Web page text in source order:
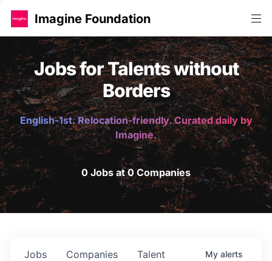
Imagine Foundation
Jobs for Talents without
Borders
English-1st. Relocation-friendly. Curated daily by
Imagine.
0 Jobs at 0 Companies
Jobs Companies Talent My alerts